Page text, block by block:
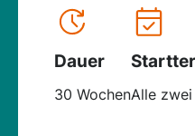
Dauer
30 WochenAlle